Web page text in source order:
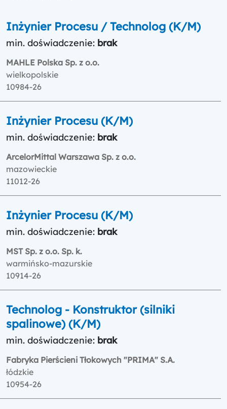
Inżynier Procesu / Technolog (K/M)
min. doświadczenie: brak
MAHLE Polska Sp. z o.o.
wielkopolskie
10984-26
Inżynier Procesu (K/M)
min. doświadczenie: brak
ArcelorMittal Warszawa Sp. z o.o.
mazowieckie
11012-26
Inżynier Procesu (K/M)
min. doświadczenie: brak
MST Sp. z o.o. Sp. k.
warmińsko-mazurskie
10914-26
Technolog - Konstruktor (silniki
spalinowe) (K/M)
min. doświadczenie: brak
Fabryka Pierścieni Tłokowych "PRIMA" S.A.
łódzkie
10954-26